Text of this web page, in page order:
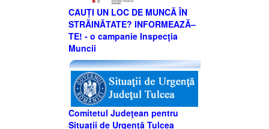
CAUȚI UN LOC DE MUNCĂ ÎN
STRĂINĂTATE? INFORMEAZĂ–
TE! - o campanie Inspecţia
Muncii
Comitetul Judeţean pentru
Situaţii de Urgenţă Tulcea